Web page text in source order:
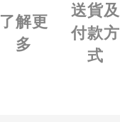
了解更
多
送貨及
付款方
式